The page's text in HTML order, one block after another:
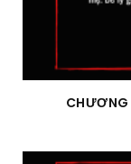
CHƯƠNG